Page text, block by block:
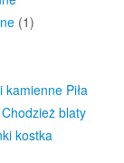
(1)
Piła
blaty
kostka